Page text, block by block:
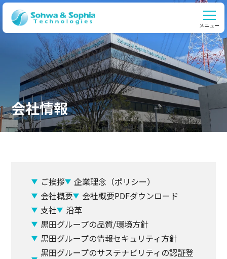
メニュー
会社情報
ご挨拶
企業理念（ポリシー）
会社概要
会社概要PDFダウンロード
支社
沿革
黒田グループの品質/環境方針
黒田グループの情報セキュリティ方針
黒田グループのサステナビリティの認証登